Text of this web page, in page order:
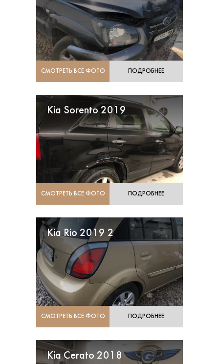
СМОТРЕТЬ ВСЕ ФОТО ПОДРОБНЕЕ
Kia Sorento 2019
СМОТРЕТЬ ВСЕ ФОТО ПОДРОБНЕЕ
Kia Rio 2019 2
СМОТРЕТЬ ВСЕ ФОТО ПОДРОБНЕЕ
Kia Cerato 2018